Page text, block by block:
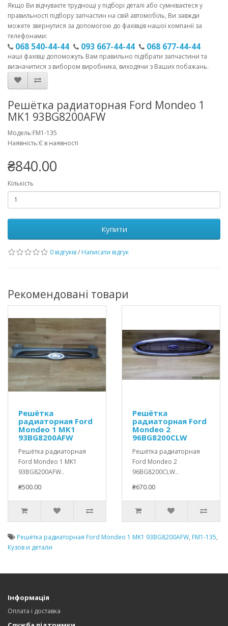
Якщо Ви відчуваєте труднощі у підборі деталі або сумніваєтеся у
правильності підбору запчастин на свій автомобіль, Ви завжди
можете звернутися за допомогою до фахівців нашої компанії за
телефонами:
068 540-44-44 093 667-44-44 068 677-44-44
наші фахівці допоможуть Вам правильно підібрати запчастини та
визначитися з вибором виробника, виходячи з Ваших побажань.
Решётка радиаторная Ford Mondeo 1
MK1 93BG8200AFW
Модель:FM1-135
Наявність:Є в наявності
₴840.00
Кількість
Купити
0 відгуків/ Написати відгук
Рекомендовані товари
Решётка
радиаторная Ford
Mondeo 1 MK1
93BG8200AFW
Решётка радиаторная
Ford Mondeo 1 MK1
93BG8200AFW..
₴500.00
Решётка
радиаторная Ford
Mondeo 2
96BG8200CLW
Решётка радиаторная
Ford Mondeo 2
96BG8200CLW..
₴670.00
Решётка радиаторная Ford Mondeo 1 MK1 93BG8200AFW, FM1-135,
Кузов и детали
Інформація
Оплата і доставка